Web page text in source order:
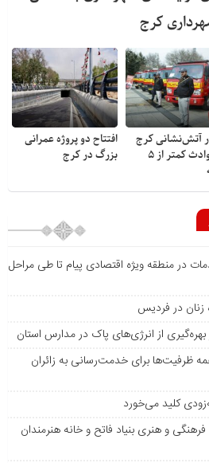
کرج
آتش‌نشانی کرج
در حوادث کمتر از ۵
افتتاح دو پروژه عمرانی
بزرگ در کرج
در منطقه ویژه اقتصادی پیام تا طی مراحل
زنان در فردیس
بهره‌گیری از انرژی‌های پاک در مدارس استان
ظرفیت‌ها برای خدمت‌رسانی به زائران
کلید می‌خورد
و هنری بنیاد فاتح و خانه هنرمندان